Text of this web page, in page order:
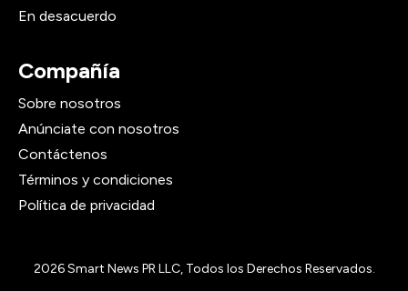
En desacuerdo
Compañía
Sobre nosotros
Anúnciate con nosotros
Contáctenos
Términos y condiciones
Política de privacidad
2026Smart News PR LLC, Todos los Derechos Reservados.